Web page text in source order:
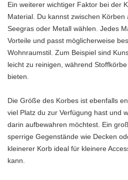
Ein weiterer wichtiger Faktor bei der
Material. Du kannst zwischen Körben
Seegras oder Metall wählen. Jedes
Vorteile und passt möglicherweise
Wohnraumstil. Zum Beispiel sind
leicht zu reinigen, während
bieten.
Die Größe des Korbes ist ebenfalls
viel Platz du zur Verfügung hast und
darin aufbewahren möchtest. Ein
sperrige Gegenstände wie Decken
kleinerer Korb ideal für kleinere
kann.